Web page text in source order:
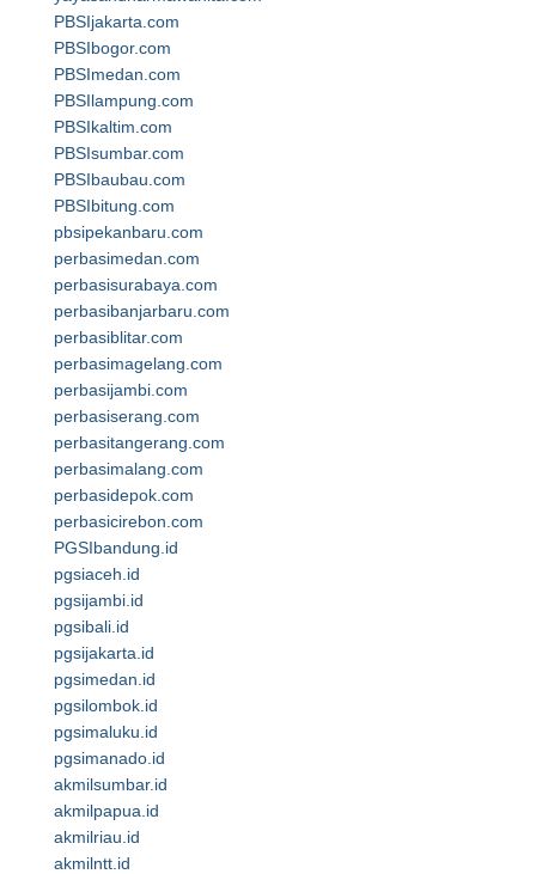
PBSIjakarta.com
PBSIbogor.com
PBSImedan.com
PBSIlampung.com
PBSIkaltim.com
PBSIsumbar.com
PBSIbaubau.com
PBSIbitung.com
pbsipekanbaru.com
perbasimedan.com
perbasisurabaya.com
perbasibanjarbaru.com
perbasiblitar.com
perbasimagelang.com
perbasijambi.com
perbasiserang.com
perbasitangerang.com
perbasimalang.com
perbasidepok.com
perbasicirebon.com
PGSIbandung.id
pgsiaceh.id
pgsijambi.id
pgsibali.id
pgsijakarta.id
pgsimedan.id
pgsilombok.id
pgsimaluku.id
pgsimanado.id
akmilsumbar.id
akmilpapua.id
akmilriau.id
akmilntt.id